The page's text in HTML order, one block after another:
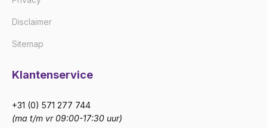
Disclaimer
Sitemap
Klantenservice
+31 (0) 571 277 744
(ma t/m vr 09:00-17:30 uur)